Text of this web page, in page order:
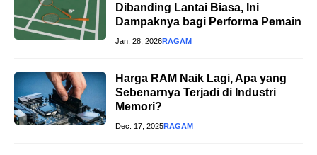
Dibanding Lantai Biasa, Ini
Dampaknya bagi Performa Pemain
Jan. 28, 2026RAGAM
Harga RAM Naik Lagi, Apa yang
Sebenarnya Terjadi di Industri
Memori?
Dec. 17, 2025RAGAM